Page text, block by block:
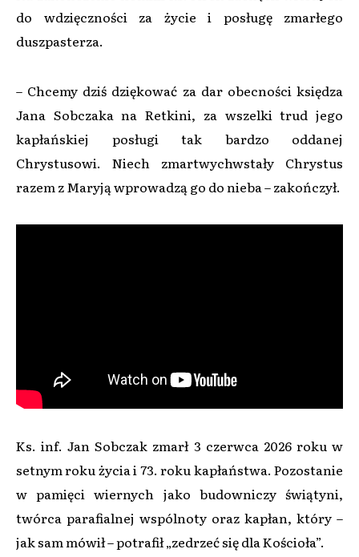
do wdzięczności za życie i posługę zmarłego
duszpasterza.
– Chcemy dziś dziękować za dar obecności księdza
Jana Sobczaka na Retkini, za wszelki trud jego
kapłańskiej posługi tak bardzo oddanej
Chrystusowi. Niech zmartwychwstały Chrystus
razem z Maryją wprowadzą go do nieba – zakończył.
Ks. inf. Jan Sobczak zmarł 3 czerwca 2026 roku w
setnym roku życia i 73. roku kapłaństwa. Pozostanie
w pamięci wiernych jako budowniczy świątyni,
twórca parafialnej wspólnoty oraz kapłan, który –
jak sam mówił – potrafił „zedrzeć się dla Kościoła”.